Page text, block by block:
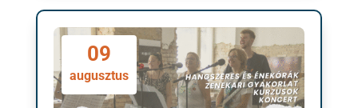
09
augusztus